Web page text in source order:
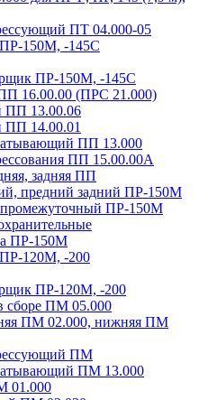
ПТ 04.000-05
150М, -145С
ПР-150М, -145С
16.00.00 (ПРС 21.000)
ПП 13.00.06
ПП 14.00.01
ПП 13.000
ПП 15.00.00А
задняя ПП
предний задний ПР-150М
ПР-150М
ПР-150М
120М, -200
ПР-120М, -200
сборе ПМ 05.000
ПМ 02.000, нижняя ПМ
ПМ
ПМ 13.000
01.000